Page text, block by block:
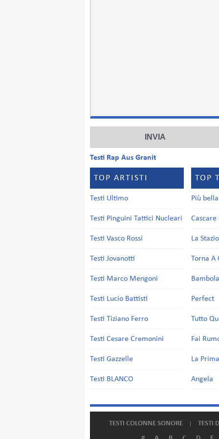
Testi Rap Aus Granit
TOP ARTISTI
Testi Ultimo
Testi Pinguini Tattici Nucleari
Testi Vasco Rossi
Testi Jovanotti
Testi Marco Mengoni
Testi Lucio Battisti
Testi Tiziano Ferro
Testi Cesare Cremonini
Testi Gazzelle
Testi BLANCO
TOP
Più
Cascare
La
Torna A
Bambola
Perfect
Tutto
Fai
La
Angela
TESTI COLONNE SONORE TESTI